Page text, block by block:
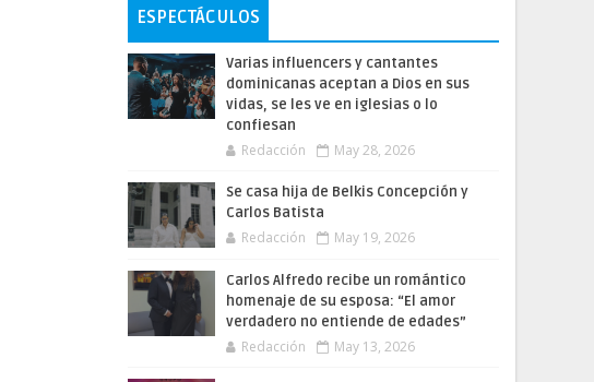
ESPECTÁCULOS
Varias influencers y cantantes
dominicanas aceptan a Dios en sus
vidas, se les ve en iglesias o lo
confiesan
Redacción May 28, 2026
Se casa hija de Belkis Concepción y
Carlos Batista
Redacción May 19, 2026
Carlos Alfredo recibe un romántico
homenaje de su esposa: “El amor
verdadero no entiende de edades”
Redacción May 13, 2026